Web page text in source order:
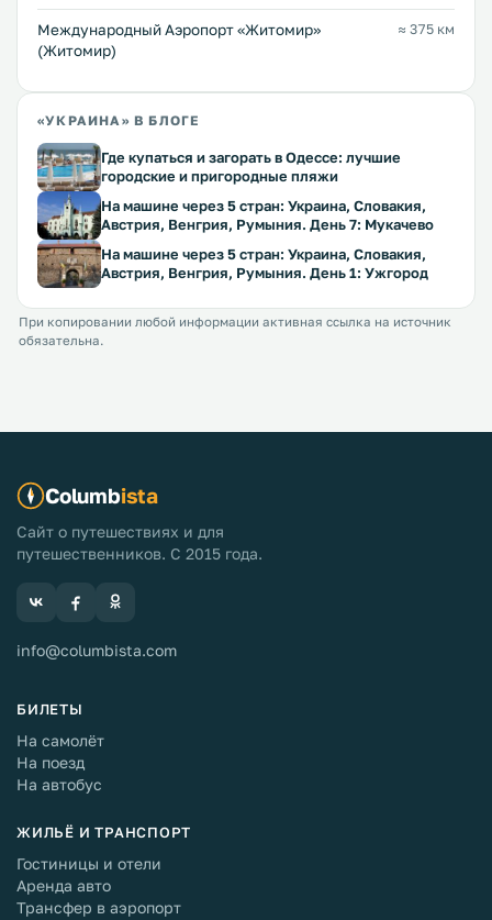
Международный Аэропорт «Житомир»
(Житомир)
≈ 375 км
«УКРАИНА» В БЛОГЕ
Где купаться и загорать в Одессе: лучшие
городские и пригородные пляжи
На машине через 5 стран: Украина, Словакия,
Австрия, Венгрия, Румыния. День 7: Мукачево
На машине через 5 стран: Украина, Словакия,
Австрия, Венгрия, Румыния. День 1: Ужгород
При копировании любой информации активная ссылка на источник
обязательна.
Columbista
Сайт о путешествиях и для
путешественников. С 2015 года.
info@columbista.com
БИЛЕТЫ
На самолёт
На поезд
На автобус
ЖИЛЬЁ И ТРАНСПОРТ
Гостиницы и отели
Аренда авто
Трансфер в аэропорт